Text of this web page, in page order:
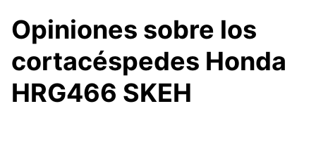
Opiniones sobre los
cortacéspedes Honda
HRG466 SKEH